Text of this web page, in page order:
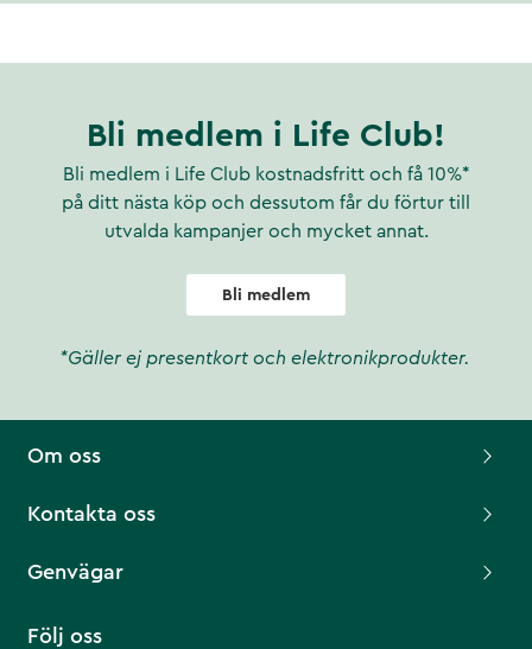
Bli medlem i Life Club!
Bli medlem i Life Club kostnadsfritt och få 10%*
på ditt nästa köp och dessutom får du förtur till
utvalda kampanjer och mycket annat.
Bli medlem
*Gäller ej presentkort och elektronikprodukter.
Om oss
Kontakta oss
Genvägar
Följ oss